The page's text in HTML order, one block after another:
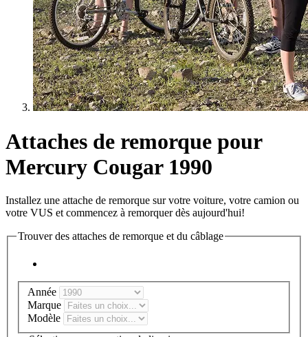
Attaches de remorque pour
Mercury Cougar 1990
Installez une attache de remorque sur votre voiture, votre camion ou
votre VUS et commencez à remorquer dès aujourd'hui!
Trouver des attaches de remorque et du câblage
Année
Marque
Modèle